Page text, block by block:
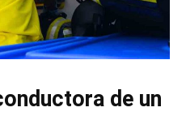
de un